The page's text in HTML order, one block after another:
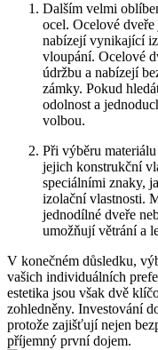
Dalším velmi
ocel. Ocelové
nabízejí ​vynikající‌
vloupání. Ocelové
údržbu a nabízejí
‍zámky. Pokud
odolnost a
volbou.
Při výběru
jejich konstrukční⁤
⁣speciálními znaky,
izolační vlastnosti.
jednodílné ⁣dveře
umožňují větrání a
V konečném⁤ důsledku,
vašich individuálních
estetika jsou⁤ však dvě
zohledněny. Investování
protože ​zajišťují nejen
příjemný první dojem.